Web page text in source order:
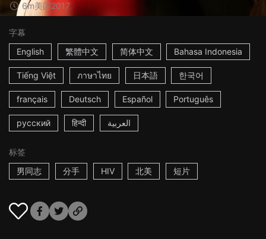
6m美国2017
字幕
English
繁體中文 简体中文 Bahasa Indonesia
Tiếng Việt ภาษาไทย 日本語 한국어
français Deutsch Español Português
русский हिन्दी العربية
标签
男同志
分手 HIV 北美 短片